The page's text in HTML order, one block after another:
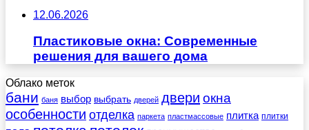
12.06.2026
Пластиковые окна: Современные
решения для вашего дома
Облако меток
бани баня выбор выбрать дверей двери окна
особенности отделка паркета пластмассовые плитка плитки